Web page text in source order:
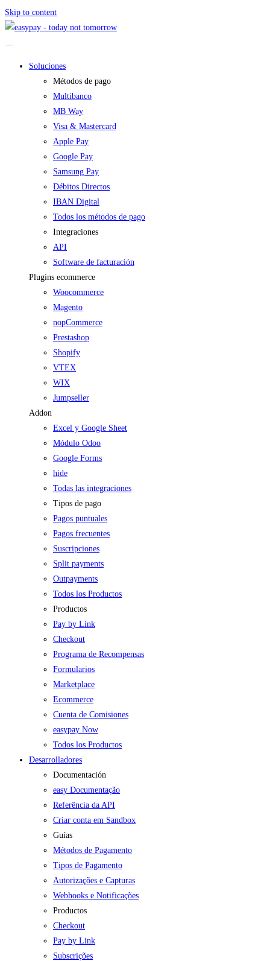
Skip to content
Soluciones
Métodos de pago
Multibanco
MB Way
Visa & Mastercard
Apple Pay
Google Pay
Samsung Pay
Débitos Directos
IBAN Digital
Todos los métodos de pago
Integraciones
API
Software de facturación
Plugins ecommerce
Woocommerce
Magento
nopCommerce
Prestashop
Shopify
VTEX
WIX
Jumpseller
Addon
Excel y Google Sheet
Módulo Odoo
Google Forms
hide
Todas las integraciones
Tipos de pago
Pagos puntuales
Pagos frecuentes
Suscripciones
Split payments
Outpayments
Todos los Productos
Productos
Pay by Link
Checkout
Programa de Recompensas
Formularios
Marketplace
Ecommerce
Cuenta de Comisiones
easypay Now
Todos los Productos
Desarrolladores
Documentación
easy Documentação
Referência da API
Criar conta em Sandbox
Guías
Métodos de Pagamento
Tipos de Pagamento
Autorizações e Capturas
Webhooks e Notificações
Productos
Checkout
Pay by Link
Subscrições